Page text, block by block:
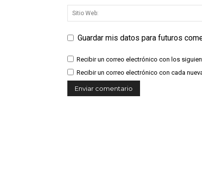
Guardar mis datos para futuros
Recibir un correo electrónico con los
Recibir un correo electrónico con cada